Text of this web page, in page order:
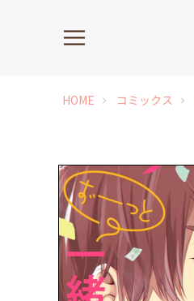
HOME chevron_right コミックス chevron_right